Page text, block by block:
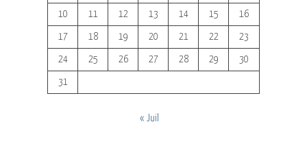
10 11 12 13 14 15 16
17 18 19 20 21 22 23
24 25 26 27 28 29 30
31
« Juil